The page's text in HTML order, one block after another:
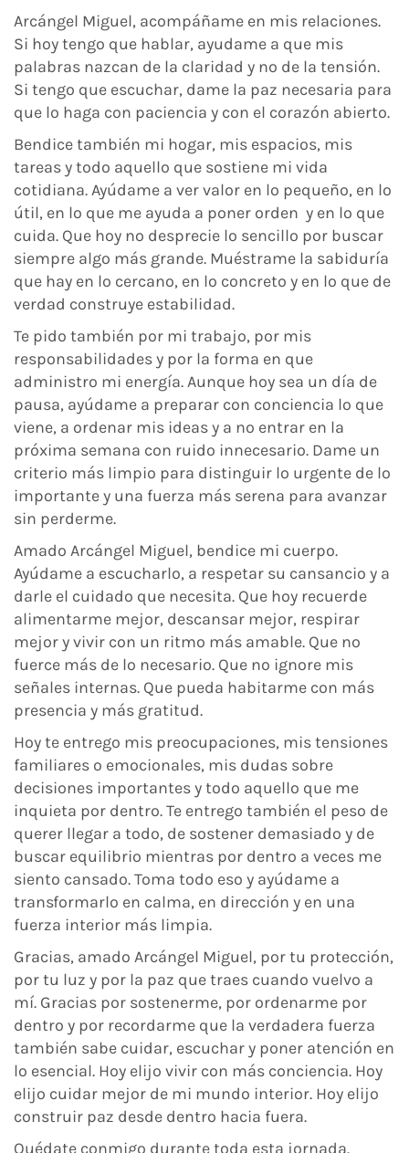
Arcángel Miguel, acompáñame en mis relaciones.
Si hoy tengo que hablar, ayudame a que mis
palabras nazcan de la claridad y no de la tensión.
Si tengo que escuchar, dame la paz necesaria para
que lo haga con paciencia y con el corazón abierto.
Bendice también mi hogar, mis espacios, mis
tareas y todo aquello que sostiene mi vida
cotidiana. Ayúdame a ver valor en lo pequeño, en lo
útil, en lo que me ayuda a poner orden y en lo que
cuida. Que hoy no desprecie lo sencillo por buscar
siempre algo más grande. Muéstrame la sabiduría
que hay en lo cercano, en lo concreto y en lo que de
verdad construye estabilidad.
Te pido también por mi trabajo, por mis
responsabilidades y por la forma en que
administro mi energía. Aunque hoy sea un día de
pausa, ayúdame a preparar con conciencia lo que
viene, a ordenar mis ideas y a no entrar en la
próxima semana con ruido innecesario. Dame un
criterio más limpio para distinguir lo urgente de lo
importante y una fuerza más serena para avanzar
sin perderme.
Amado Arcángel Miguel, bendice mi cuerpo.
Ayúdame a escucharlo, a respetar su cansancio y a
darle el cuidado que necesita. Que hoy recuerde
alimentarme mejor, descansar mejor, respirar
mejor y vivir con un ritmo más amable. Que no
fuerce más de lo necesario. Que no ignore mis
señales internas. Que pueda habitarme con más
presencia y más gratitud.
Hoy te entrego mis preocupaciones, mis tensiones
familiares o emocionales, mis dudas sobre
decisiones importantes y todo aquello que me
inquieta por dentro. Te entrego también el peso de
querer llegar a todo, de sostener demasiado y de
buscar equilibrio mientras por dentro a veces me
siento cansado. Toma todo eso y ayúdame a
transformarlo en calma, en dirección y en una
fuerza interior más limpia.
Gracias, amado Arcángel Miguel, por tu protección,
por tu luz y por la paz que traes cuando vuelvo a
mí. Gracias por sostenerme, por ordenarme por
dentro y por recordarme que la verdadera fuerza
también sabe cuidar, escuchar y poner atención en
lo esencial. Hoy elijo vivir con más conciencia. Hoy
elijo cuidar mejor de mi mundo interior. Hoy elijo
construir paz desde dentro hacia fuera.
Quédate conmigo durante toda esta jornada.